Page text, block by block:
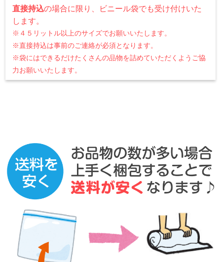
直接持込の場合に限り、ビニール袋でも受け付けいた
します。
※４５リットル以上のサイズでお願いいたします。
※直接持込は事前のご連絡が必須となります。
※袋にはできるだけたくさんの品物を詰めていただくようご協
力お願いいたします。